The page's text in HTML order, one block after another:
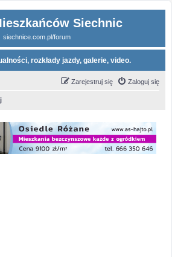
Siechnic
siechnice.com.pl/forum
rozkłady jazdy, galerie, video.
Zaloguj się
Zarejestruj się